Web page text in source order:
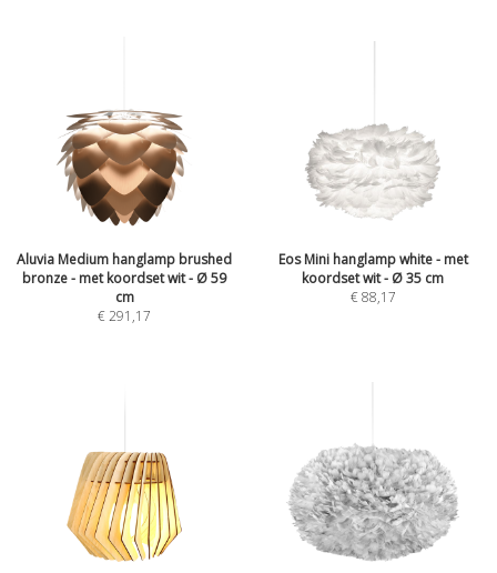
Aluvia Medium hanglamp brushed
bronze - met koordset wit - Ø 59
cm
€291,17
Eos Mini hanglamp white - met
koordset wit - Ø 35 cm
€88,17